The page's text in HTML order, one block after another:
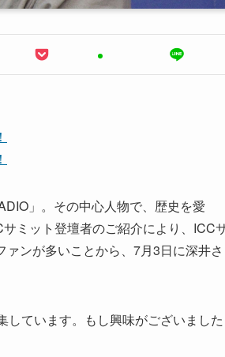
」。その中心人物で、歴史を愛
ミット登壇者のご紹介により、ICC
ンが多いことから、7月3日に深井さ
ています。もし興味がございました